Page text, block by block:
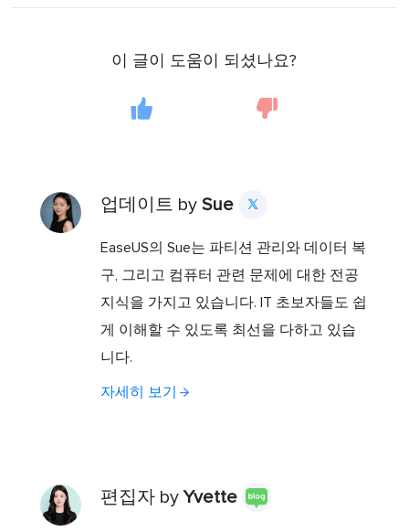
이 글이 도움이 되셨나요?
업데이트 bySue 
EaseUS의 Sue는 파티션 관리와 데이터 복
구, 그리고 컴퓨터 관련 문제에 대한 전공
지식을 가지고 있습니다. IT 초보자들도 쉽
게 이해할 수 있도록 최선을 다하고 있습
니다.
자세히 보기
편집자 byYvette